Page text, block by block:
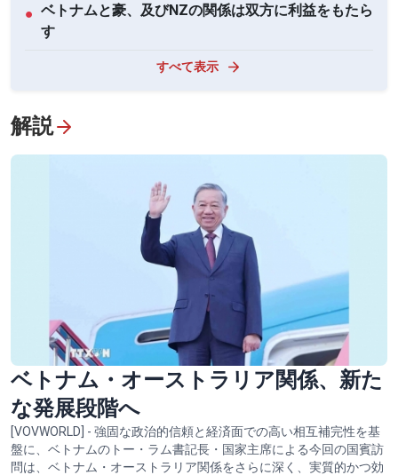
● ベトナムと豪、及びNZの関係は双方に利益をもたら
す
すべて表示
解説
ベトナム・オーストラリア関係、新た
な発展段階へ
[VOVWORLD] - 強固な政治的信頼と経済面での高い相互補完性を基
盤に、ベトナムのトー・ラム書記長・国家主席による今回の国賓訪
問は、ベトナム・オーストラリア関係をさらに深く、実質的かつ効